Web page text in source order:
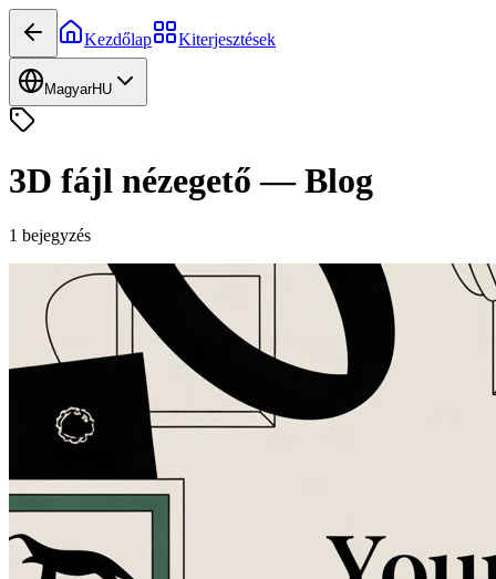
Kezdőlap Kiterjesztések
MagyarHU
3D fájl nézegető —Blog
1 bejegyzés